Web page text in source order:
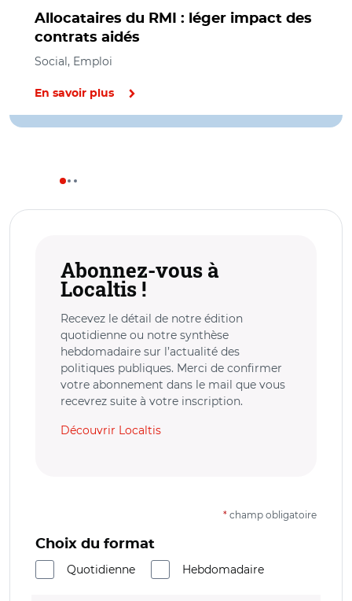
Allocataires du RMI : léger impact des
contrats aidés
Social, Emploi
En savoir plus
Abonnez-vous à
Localtis !
Recevez le détail de notre édition
quotidienne ou notre synthèse
hebdomadaire sur l’actualité des
politiques publiques. Merci de confirmer
votre abonnement dans le mail que vous
recevrez suite à votre inscription.
Découvrir Localtis
* champ obligatoire
Choix du format
Quotidienne
Hebdomadaire